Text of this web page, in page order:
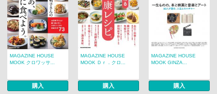
MAGAZINE HOUSE
MOOK クロワッサ...
購入
MAGAZINE HOUSE
MOOK Ｄｒ．クロ...
購入
MAGAZINE HOUSE
MOOK GINZA...
購入